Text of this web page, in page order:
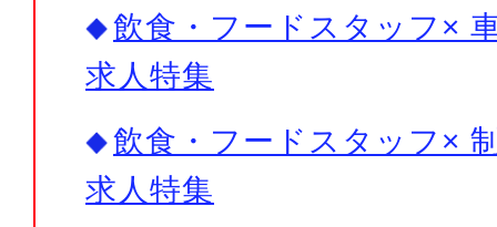
飲食・フードスタッフ×
求人特集
飲食・フードスタッフ×
求人特集